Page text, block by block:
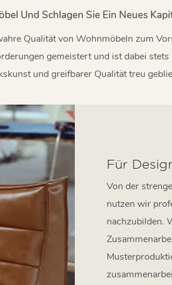
Und Schlagen Sie Ein Neues
Qualität von Wohnmöbeln zum
gemeistert und ist dabei
und greifbarer Qualität treu
Für
Von der
nutzen wir
nachzubilden.